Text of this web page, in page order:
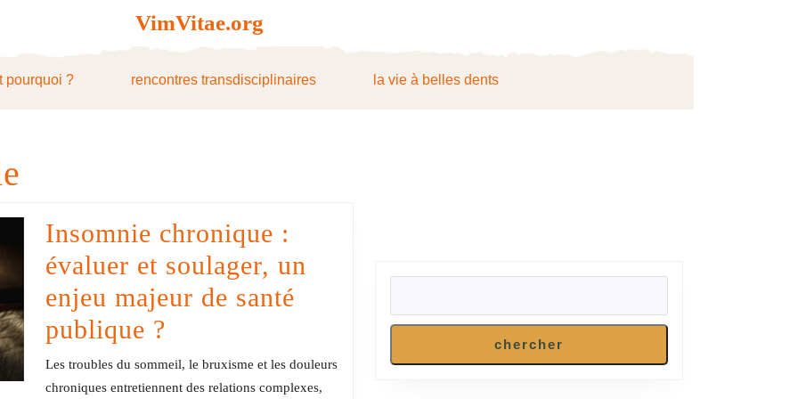
VimVitae.org
pourquoi ? rencontres transdisciplinaires la vie à belles dents
Insomnie chronique :
évaluer et soulager, un
enjeu majeur de santé
publique ?
chronique
:
Les troubles du sommeil, le bruxisme et les douleurs
chroniques entretiennent des relations complexes,
chercher